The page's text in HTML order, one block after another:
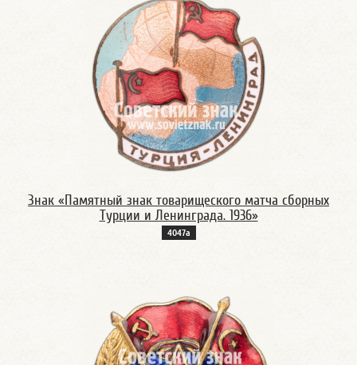
Знак «Памятный знак товарищеского матча сборных
Турции и Ленинграда. 1936»
4047а